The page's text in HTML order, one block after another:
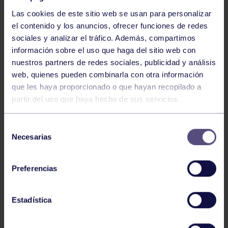
Las cookies de este sitio web se usan para personalizar
el contenido y los anuncios, ofrecer funciones de redes
sociales y analizar el tráfico. Además, compartimos
información sobre el uso que haga del sitio web con
nuestros partners de redes sociales, publicidad y análisis
web, quienes pueden combinarla con otra información
que les haya proporcionado o que hayan recopilado a
partir del uso que haya hecho de sus servicios.
Necesarias
Preferencias
Estadística
Baloncesto
ÚLTIMOS RESULTADOS DE LA SECCIÓN
Baloncesto